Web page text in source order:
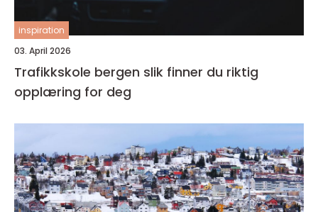
inspiration
03. April 2026
Trafikkskole bergen slik finner du riktig
opplæring for deg